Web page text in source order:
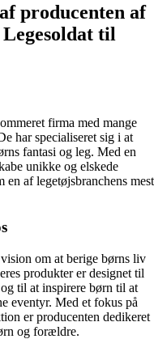
producenten af
til
firma med mange
har specialiseret sig i at
fantasi og leg. Med en
unikke og elskede
en af legetøjsbranchens mest
om at berige børns liv
produkter er designet til
til at inspirere børn til at
eventyr. Med et fokus på
er producenten dedikeret
og forældre.